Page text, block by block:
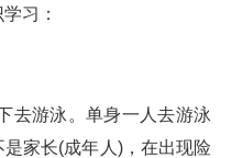
习：
去游泳。单身一人去游泳
家长(成年人)，在出现险